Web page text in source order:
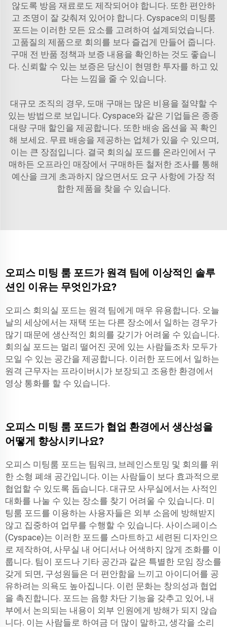
않도록 방음 재료로도 제작되어야 합니다. 또한 편안하
고 조명이 잘 갖춰져 있어야 합니다. Cyspace의 미팅룸
포드는 이러한 모든 요소를 고려하여 설계되었습니다.
고품질의 제품으로 회의를 보다 즐겁게 만들어 줍니다.
구매 전 반품 정책과 보증 내용을 확인하는 것도 좋습니
다. 신뢰할 수 있는 보증은 당신이 현명한 투자를 하고 있
다는 느낌을 줄 수 있습니다.
대규모 조직의 경우, 도매 구매는 많은 비용을 절약할 수
있는 방법으로 보입니다. Cyspace와 같은 기업들은 종종
대량 구매 할인을 제공합니다. 또한 배송 옵션을 꼭 확인
해 보세요. 무료 배송을 제공하는 업체가 있을 수 있으며,
이는 큰 장점입니다. 결국 회의실 포드를 온라인에서 구
매하든 오프라인 매장에서 구매하든 철저한 조사를 통해
예산을 크게 초과하지 않으면서도 요구 사항에 가장 적
합한 제품을 찾을 수 있습니다.
오피스 미팅 룸 포드가 원격 팀에 이상적인 솔루
션인 이유는 무엇인가요?
오피스 회의실 포드는 원격 팀에게 매우 유용합니다. 오늘
날의 세상에서는 재택 또는 다른 장소에서 일하는 경우가
많기 때문에 생산적인 회의를 갖기가 어려울 수 있습니다.
회의실 포드는 멀리 떨어진 곳에 있는 사람들조차 모두가
모일 수 있는 공간을 제공합니다. 이러한 포드에서 일하는
원격 근무자는 프라이버시가 보장되고 조용한 환경에서
영상 통화를 할 수 있습니다.
오피스 미팅 룸 포드가 협업 환경에서 생산성을
어떻게 향상시키나요?
오피스 미팅룸 포드는 팀워크, 브레인스토밍 및 회의를 위
한 소형 폐쇄 공간입니다. 이는 사람들이 보다 효과적으로
협업할 수 있도록 돕습니다. 대규모 사무실에서는 사적인
대화를 나눌 수 있는 장소를 찾기 어려울 수 있습니다. 미
팅룸 포드를 이용하는 사용자들은 외부 소음에 방해받지
않고 집중하여 업무를 수행할 수 있습니다. 사이스페이스
(Cyspace)는 이러한 포드를 스마트하고 세련된 디자인으
로 제작하여, 사무실 내 어디서나 어색하지 않게 조화를 이
룹니다. 팀이 포드나 기타 공간과 같은 특별한 모임 장소를
갖게 되면, 구성원들은 더 편안함을 느끼고 아이디어를 공
유하려는 의욕도 높아집니다. 이런 문화는 창의성과 협업
을 촉진합니다. 포드는 음향 차단 기능을 갖추고 있어, 내
부에서 논의되는 내용이 외부 인원에게 방해가 되지 않습
니다. 이는 사람들로 하여금 더 많이 말하고, 생각을 소리